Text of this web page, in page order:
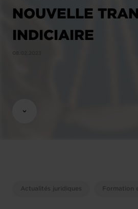
NOUVELLE
INDICIAIRE
Actualités juridiques Formation